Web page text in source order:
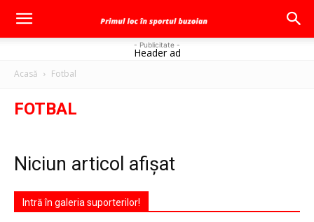
- Publicitate -
Header ad
Acasă Fotbal
FOTBAL
Niciun articol afișat
Intră în galeria suporterilor!